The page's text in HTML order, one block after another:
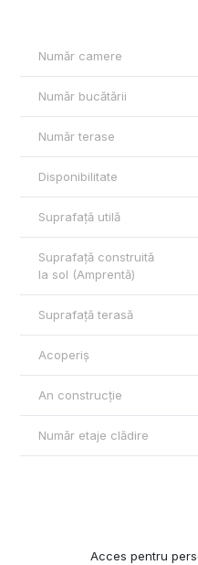
- supermarketuri, scoli,
Stejarii Country Club se
Număr camere
Număr bucătării
Număr terase
Disponibilitate
Suprafață utilă
Suprafață construită
la sol (Amprentă)
Suprafață terasă
Acoperiș
An construcție
Număr etaje clădire
Acces pentru